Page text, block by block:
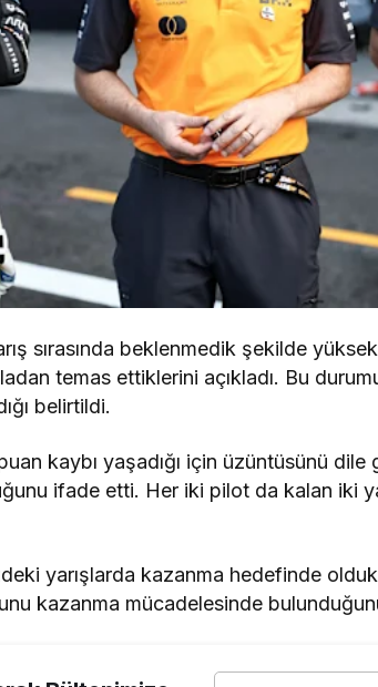
sırasında beklenmedik şekilde
temas ettiklerini açıkladı. Bu
belirtildi.
kaybı yaşadığı için üzüntüsünü
ifade etti. Her iki pilot da kalan iki
yarışlarda kazanma hedefinde
kazanma mücadelesinde